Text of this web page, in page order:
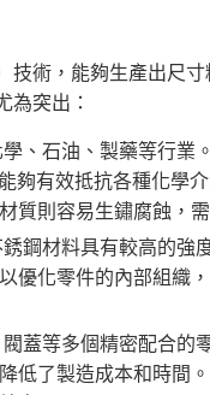
術，能夠生產出尺
突出：
、石油、製藥等行業
夠有效抵抗各種化學
質則容易生鏽腐蝕，
鋼材料具有較高的強
化零件的內部組織
蓋等多個精密配合的
低了製造成本和時間